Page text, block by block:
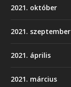
2021. október
2021. szeptember
2021. április
2021. március